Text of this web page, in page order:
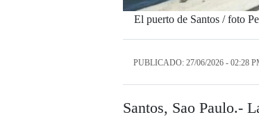
El puerto de Santos / foto
PUBLICADO: 27/06/2026 - 02:28
Santos, Sao Paulo.-